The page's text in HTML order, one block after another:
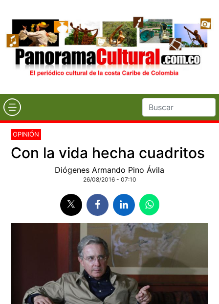
OPINIÓN
Con la vida hecha cuadritos
Diógenes Armando Pino Ávila
26/08/2016 - 07:10